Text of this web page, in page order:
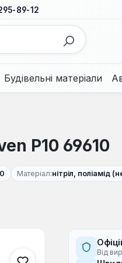
89-12
Будівельні матеріали
Р10 69610
Матеріал:нітріл, поліамід
Від